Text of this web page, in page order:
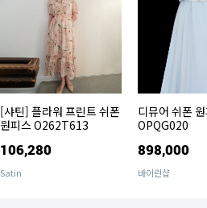
[샤틴] 플라워 프린트 쉬폰
원피스 O262T613
106,280
Satin
디뮤어 쉬폰
OPQG020
898,000
바이린샵